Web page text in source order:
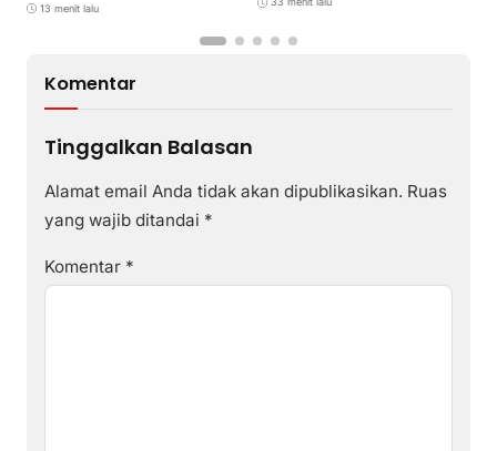
13 menit lalu
Komentar
Tinggalkan Balasan
Alamat email Anda tidak akan dipublikasikan. Ruas
yang wajib ditandai *
Komentar *